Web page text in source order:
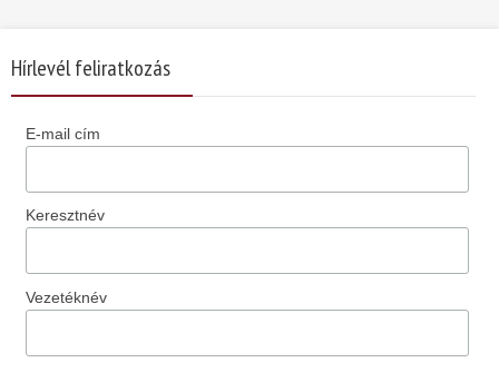
Hírlevél feliratkozás
E-mail cím
Keresztnév
Vezetéknév